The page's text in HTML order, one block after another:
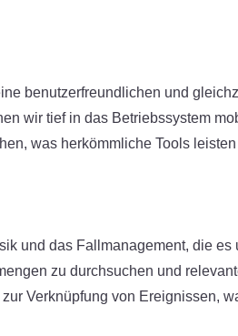
benutzerfreundlichen und
wir tief in das Betriebssystem
was herkömmliche Tools
und das Fallmanagement, die
zu durchsuchen und
Verknüpfung von Ereignissen,